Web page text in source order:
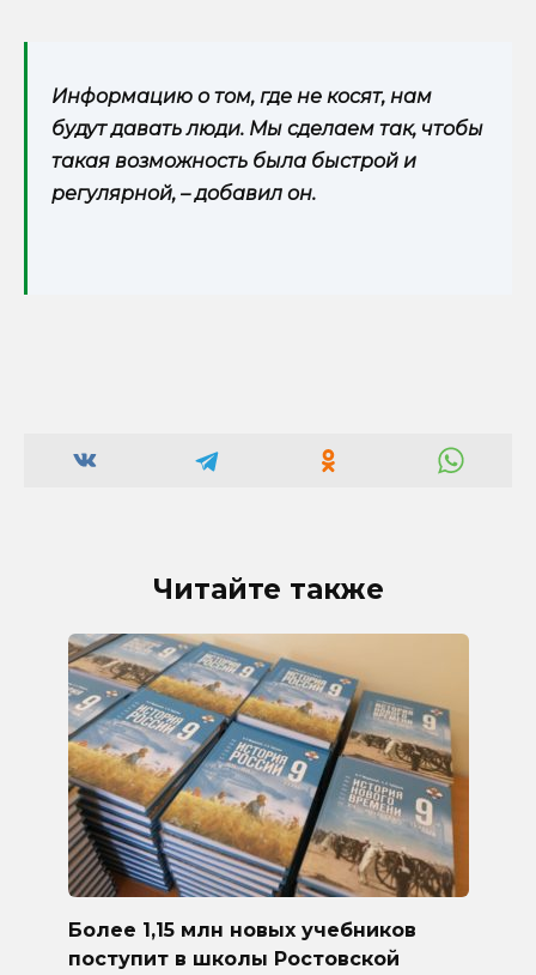
Информацию о том, где не косят, нам
будут давать люди. Мы сделаем так, чтобы
такая возможность была быстрой и
регулярной, – добавил он.
Читайте также
Более 1,15 млн новых учебников
поступит в школы Ростовской